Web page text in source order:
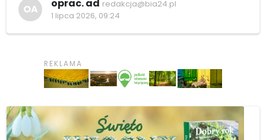
OA oprac. ad redakcja@bia24.pl
1 lipca 2026, 09:24